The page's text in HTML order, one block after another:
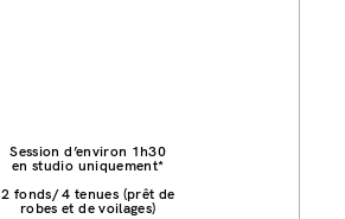
Session d’environ 1h30
en studio uniquement*
2 fonds/ 4 tenues (prêt de
robes et de voilages)